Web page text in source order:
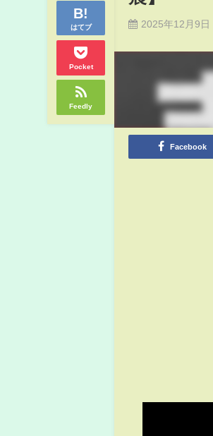
はてブ
Pocket
Feedly
2025年12月9日
Facebook